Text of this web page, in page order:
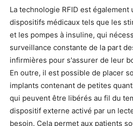
La technologie RFID est également
dispositifs médicaux tels que les
et les pompes à insuline, qui
surveillance constante de la part
infirmières pour s'assurer de leur
En outre, il est possible de placer
implants contenant de petites
qui peuvent être libérés au fil du
dispositif externe activé par un
besoin. Cela permet aux patients